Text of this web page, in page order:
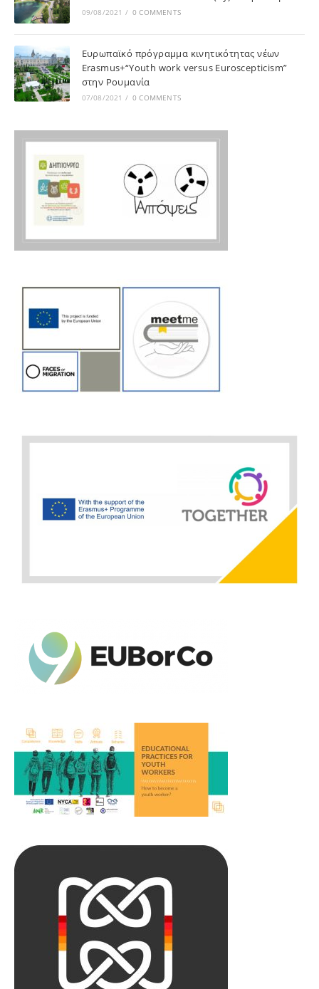
09/08/2021 / 0 COMMENTS
Ευρωπαϊκό πρόγραμμα κινητικότητας νέων
Erasmus+“Youth work versus Euroscepticism”
στην Ρουμανία
07/08/2021 / 0 COMMENTS